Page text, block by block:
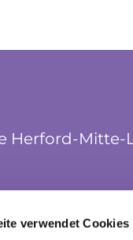
verwendet Cookies
Herford-Mitte-